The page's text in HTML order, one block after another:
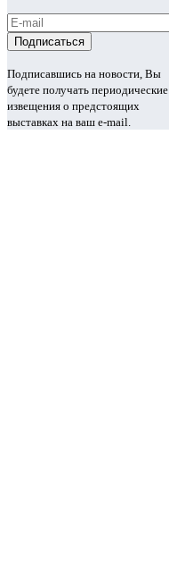
Подписавшись на новости, Вы
будете получать периодические
извещения о предстоящих
выставках на ваш e-mail.